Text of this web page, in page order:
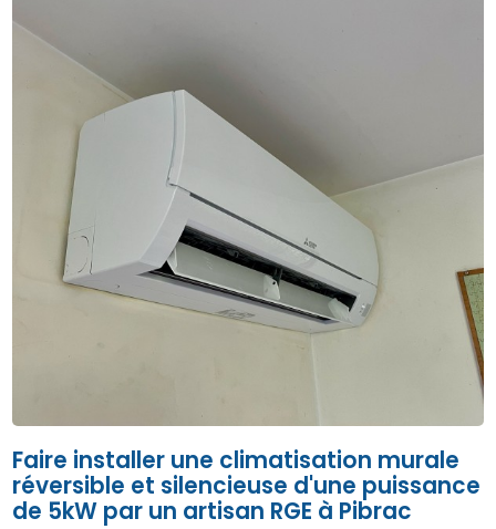
Faire installer une climatisation murale
réversible et silencieuse d'une puissance
de 5kW par un artisan RGE à Pibrac